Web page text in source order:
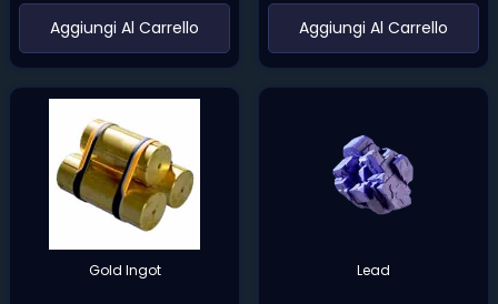
‌Aggiungi Al Carrello‌ ‌Aggiungi Al Carrello‌
Gold Ingot Lead